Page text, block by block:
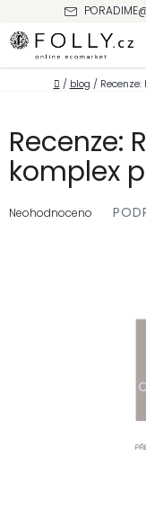
obsah
Domů
/ blog /
Recenze:
komplex
hodnocení
Neohodnoceno